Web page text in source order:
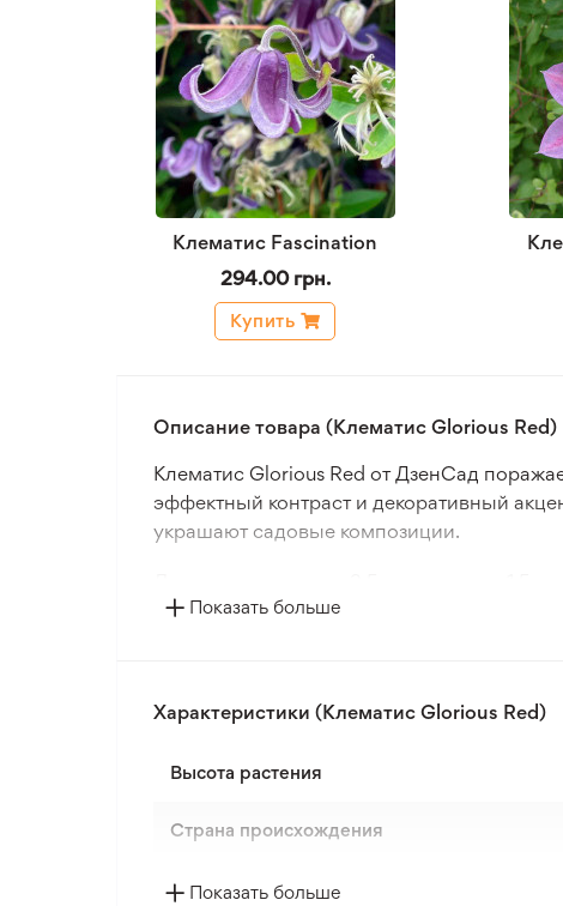
Клематис Fascination
294.00 грн.
Купить
Описание товара (Клематис Glorious Red)
Клематис Glorious Red от ДзенСад
эффектный контраст и декоративный
украшают садовые композиции.
обеспечивает непрерывное цветение в
Показать больше
Характеристики (Клематис Glorious Red)
Высота растения
Страна происхождения
Цвет цветка
Показать больше